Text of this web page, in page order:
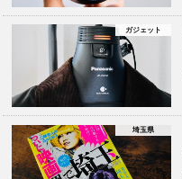
ガジェット
埼玉県